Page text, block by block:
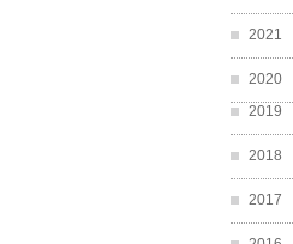
2021
2020
2019
2018
2017